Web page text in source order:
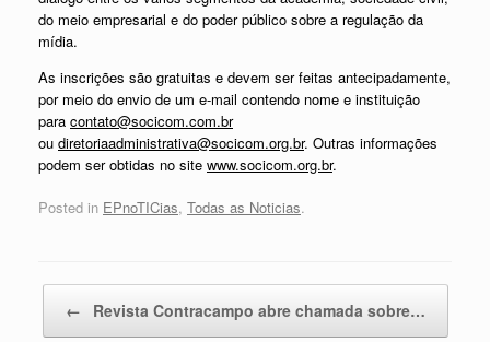
do meio empresarial e do poder público sobre a regulação da
mídia.
As inscrições são gratuitas e devem ser feitas antecipadamente,
por meio do envio de um e-mail contendo nome e instituição
para contato@socicom.com.br
ou diretoriaadministrativa@socicom.org.br. Outras informações
podem ser obtidas no site www.socicom.org.br.
Posted in EPnoTICias, Todas as Noticias.
← Revista Contracampo abre chamada sobre…